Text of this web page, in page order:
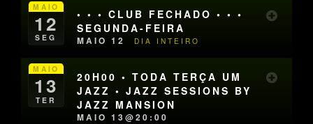
MAIO
12
SEG
• • • CLUB FECHADO • • •
SEGUNDA-FEIRA
MAIO 12 DIA INTEIRO
MAIO
13
TER
20H00 • TODA TERÇA UM
JAZZ • JAZZ SESSIONS BY
JAZZ MANSION
MAIO 13@20:00